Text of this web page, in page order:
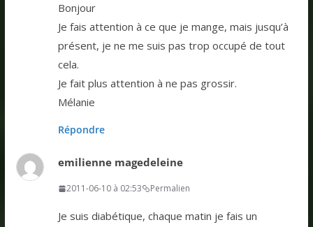
Bonjour
Je fais attention à ce que je mange, mais jusqu’à
présent, je ne me suis pas trop occupé de tout
cela.
Je fait plus attention à ne pas grossir.
Mélanie
Répondre
emilienne magedeleine
2011-06-10 à 02:53 Permalien
Je suis diabétique, chaque matin je fais un